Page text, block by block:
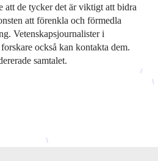
att de tycker det är viktigt att bidra
att förenkla och förmedla
Vetenskapsjournalister i
också kan kontakta dem.
samtalet.